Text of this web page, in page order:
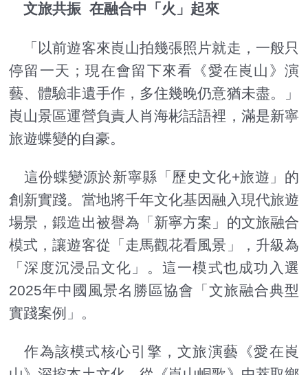
文旅共振 在融合中「火」起來
「以前遊客來崀山拍幾張照片就走，一般只
停留一天；現在會留下來看《愛在崀山》演
藝、體驗非遺手作，多住幾晚仍意猶未盡。」
崀山景區運營負責人肖海彬話語裡，滿是新寧
旅遊蝶變的自豪。
這份蝶變源於新寧縣「歷史文化+旅遊」的
創新實踐。當地將千年文化基因融入現代旅遊
場景，鍛造出被譽為「新寧方案」的文旅融合
模式，讓遊客從「走馬觀花看風景」，升級為
「深度沉浸品文化」。這一模式也成功入選
2025年中國風景名勝區協會「文旅融合典型
實踐案例」。
作為該模式核心引擎，文旅演藝《愛在崀